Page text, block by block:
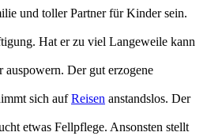
und toller Partner für Kinder sein.
Hat er zu viel Langeweile kann
Der gut erzogene
sich aufReisen anstandslos. Der
etwas Fellpflege. Ansonsten stellt